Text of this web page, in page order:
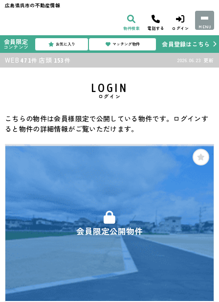
広島県呉市の不動産情報
物件検索 電話する ログイン MENU
会員限定
コンテンツ お気に入り マッチング物件 会員登録はこちら
WEB 471件 店頭 153 件 2026.06.23 更新
ログイン
LOGIN
こちらの物件は会員様限定で公開している物件です。ログインす
ると物件の詳細情報がご覧いただけます。
会員限定公開物件